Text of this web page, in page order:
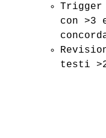
Trigger
con
testi